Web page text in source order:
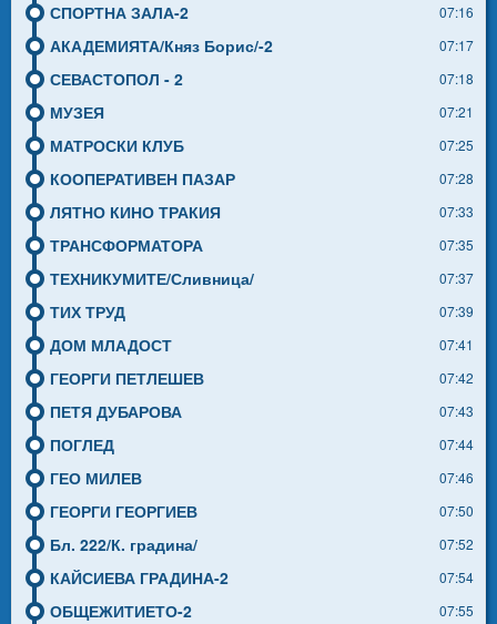
СПОРТНА ЗАЛА-2 07:16
АКАДЕМИЯТА/Княз Борис/-2 07:17
СЕВАСТОПОЛ - 2 07:18
МУЗЕЯ 07:21
МАТРОСКИ КЛУБ 07:25
КООПЕРАТИВЕН ПАЗАР 07:28
ЛЯТНО КИНО ТРАКИЯ 07:33
ТРАНСФОРМАТОРА 07:35
ТЕХНИКУМИТЕ/Сливница/ 07:37
ТИХ ТРУД 07:39
ДОМ МЛАДОСТ 07:41
ГЕОРГИ ПЕТЛЕШЕВ 07:42
ПЕТЯ ДУБАРОВА 07:43
ПОГЛЕД 07:44
ГЕО МИЛЕВ 07:46
ГЕОРГИ ГЕОРГИЕВ 07:50
Бл. 222/К. градина/ 07:52
КАЙСИЕВА ГРАДИНА-2 07:54
ОБЩЕЖИТИЕТО-2 07:55